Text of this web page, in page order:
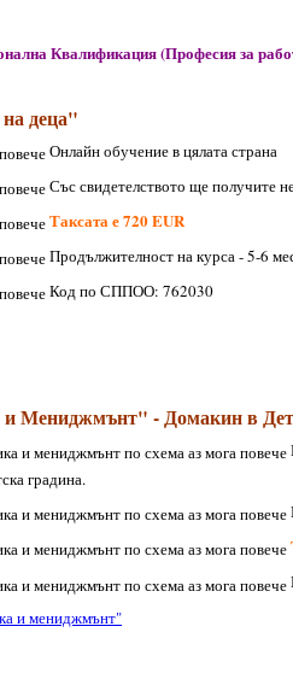
Квалификация (Професия за
деца"
Онлайн обучение в цялата страна
Със свидетелството ще получите
Таксата е 720 EUR
Продължителност на курса - 5-6
Код по СППОО: 762030
Мениджмънт" - Домакин в
градина.
и мениджмънт"